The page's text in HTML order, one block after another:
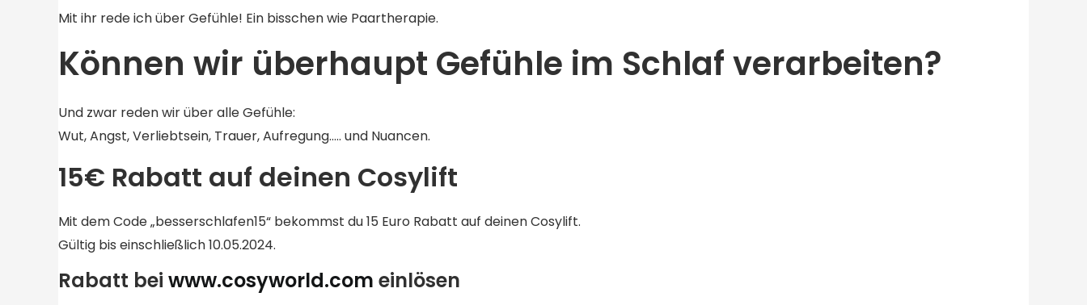
Mit ihr rede ich über Gefühle! Ein bisschen wie Paartherapie.
Können wir überhaupt Gefühle im Schlaf verarbeiten?
Und zwar reden wir über alle Gefühle:
Wut, Angst, Verliebtsein, Trauer, Aufregung….. und Nuancen.
15€ Rabatt auf deinen Cosylift
Mit dem Code „besserschlafen15“ bekommst du 15 Euro Rabatt auf deinen Cosylift.
Gültig bis einschließlich 10.05.2024.
Rabatt bei www.cosyworld.com einlösen